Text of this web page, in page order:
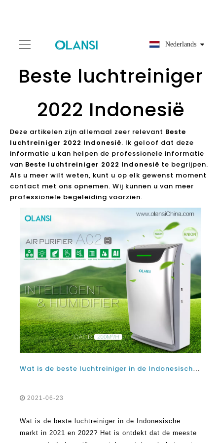
Nederlands
Beste luchtreiniger
2022 Indonesië
Deze artikelen zijn allemaal zeer relevant Beste
luchtreiniger 2022 Indonesië. Ik geloof dat deze
informatie u kan helpen de professionele informatie
van Beste luchtreiniger 2022 Indonesië te begrijpen.
Als u meer wilt weten, kunt u op elk gewenst moment
contact met ons opnemen. Wij kunnen u van meer
professionele begeleiding voorzien.
Wat is de beste luchtreiniger in de Indonesische markt in 2021 en 2022?
2021-06-23
Wat is de beste luchtreiniger in de Indonesische
markt in 2021 en 2022? Het is ontdekt dat de meeste